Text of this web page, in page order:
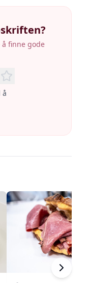
finne gode
å